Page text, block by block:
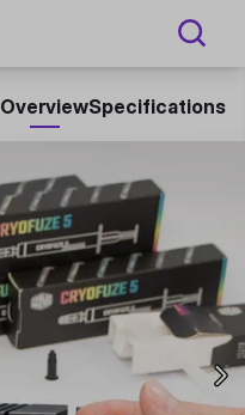
OverviewSpecifications